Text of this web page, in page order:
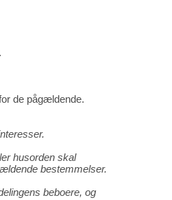
de pågældende.
husorden skal
bestemmelser.
beboere, og